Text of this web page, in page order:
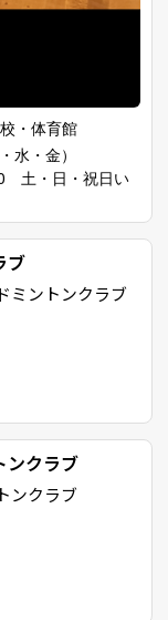
・体育館
・金）
土・日・祝日い
ブ
ミントンクラブ
ンクラブ
ンクラブ